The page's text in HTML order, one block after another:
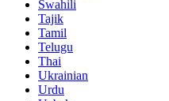
Swahili
Tajik
Tamil
Telugu
Thai
Ukrainian
Urdu